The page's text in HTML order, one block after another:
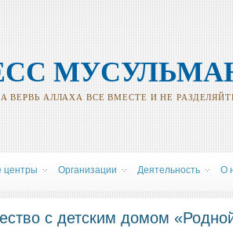
ВЕРВЬ АЛЛАХА ВСЕ ВМЕСТЕ И НЕ
центры Oрганизации Деятельность О
с детским домом